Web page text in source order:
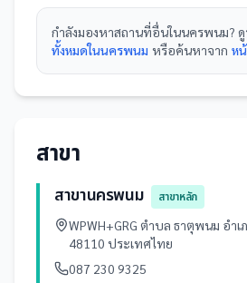
กำลังมองหาสถานที่อื่นในนครพนม?
ทั้งหมดในนครพนม หรือค้นหาจาก ห
สาขา
สาขานครพนม
สาขาหลัก
WPWH+GRG ตำบล ธาตุพนม อ
48110 ประเทศไทย
087 230 9325